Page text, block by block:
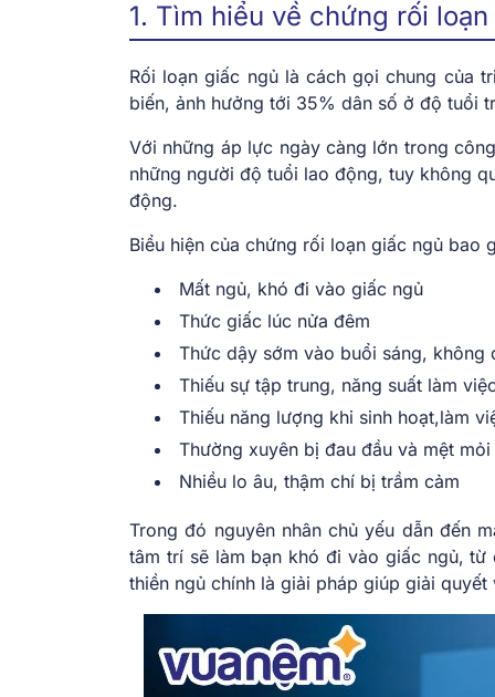
1. Tìm hiểu về chứng rối
Rối loạn giấc ngủ là cách gọi chung của
biến, ảnh hưởng tới 35% dân số ở độ tuổi
Với những áp lực ngày càng lớn trong
những người độ tuổi lao động, tuy không
động.
Biểu hiện của chứng rối loạn giấc ngủ bao
Mất ngủ, khó đi vào giấc ngủ
Thức giấc lúc nửa đêm
Thức dậy sớm vào buổi sáng, không
Thiếu sự tập trung, năng suất làm
Thiếu năng lượng khi sinh hoạt,làm
Thường xuyên bị đau đầu và mệt mỏi
Nhiều lo âu, thậm chí bị trầm cảm
Trong đó nguyên nhân chủ yếu dẫn đến
tâm trí sẽ làm bạn khó đi vào giấc ngủ,
thiền ngủ chính là giải pháp giúp giải quyết